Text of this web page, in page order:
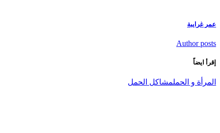
عمر غرايبة
Author posts
إقرأ ايضاً
المرأة و الحملمشاكل الحمل